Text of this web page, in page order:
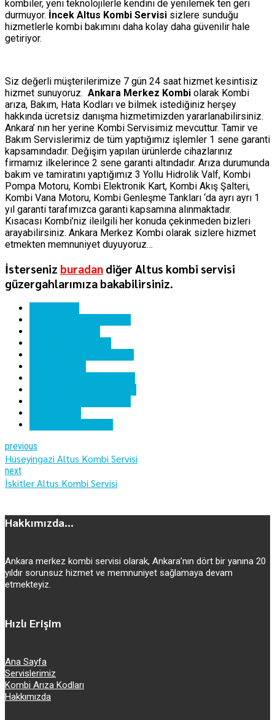
kombiler, yeni teknolojilerle kendini de yenilemek ten geri
durmuyor. İncek Altus Kombi Servisi sizlere sunduğu
hizmetlerle kombi bakımını daha kolay daha güvenilir hale
getiriyor.
Siz değerli müşterilerimize 7 gün 24 saat hizmet kesintisiz
hizmet sunuyoruz. Ankara Merkez Kombi olarak Kombi
arıza, Bakım, Hata Kodları ve bilmek istediğiniz herşey
hakkında ücretsiz danışma hizmetimizden yararlanabilirsiniz.
Ankara’ nın her yerine Kombi Servisimiz mevcuttur. Tamir ve
Bakım Servislerimiz de tüm yaptığımız işlemler 1 sene garanti
kapsamındadır. Değişim yapılan ürünlerde cihazlarınız
firmamız ilkelerince 2 sene garanti altındadır. Arıza durumunda
bakım ve tamiratını yaptığımız 3 Yollu Hidrolik Valf, Kombi
Pompa Motoru, Kombi Elektronik Kart, Kombi Akış Şalteri,
Kombi Vana Motoru, Kombi Genleşme Tankları ‘da ayrı ayrı 1
yıl garanti tarafımızca garanti kapsamına alınmaktadır.
Kısacası Kombi’niz ileilgili her konuda çekinmeden bizleri
arayabilirsiniz. Ankara Merkez Kombi olarak sizlere hizmet
etmekten memnuniyet duyuyoruz…
İsterseniz buradan diğer Altus kombi servisi
güzergahlarımıza bakabilirsiniz.
previous
Hüseyingazi Altus Kombi Servisi
next
İskitler Altus Kombi Servisi
Hakkımızda...
Ankara merkez kombi servisi olarak, Ankara’nın dört bir yanına 20
yıldır sorunsuz hizmet ve memnuniyet sağlamaya devam
etmekteyiz.
Hızlı Erişim
Ana Sayfa
Servislerimiz
Kombi Arıza Kodları
Hakkımızda